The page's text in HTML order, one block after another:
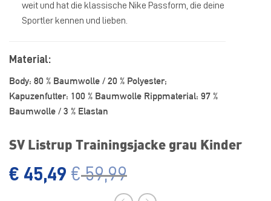
weit und hat die klassische Nike Passform, die deine
Sportler kennen und lieben.
Material:
Body: 80 % Baumwolle / 20 % Polyester;
Kapuzenfutter: 100 % Baumwolle Rippmaterial: 97 %
Baumwolle / 3 % Elastan
SV Listrup Trainingsjacke grau Kinder
€ 45,49 €59,99